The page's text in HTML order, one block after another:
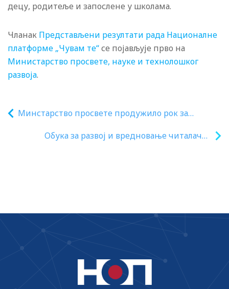
децу, родитеље и запослене у школама.
Чланак Представљени резултати рада Националне
платформе „Чувам те“се појављује прво на
Министарство просвете, науке и технолошког
развоја.
Минстарство просвете продужило рок за
кредитеОбука за развој и вредновање читалачке